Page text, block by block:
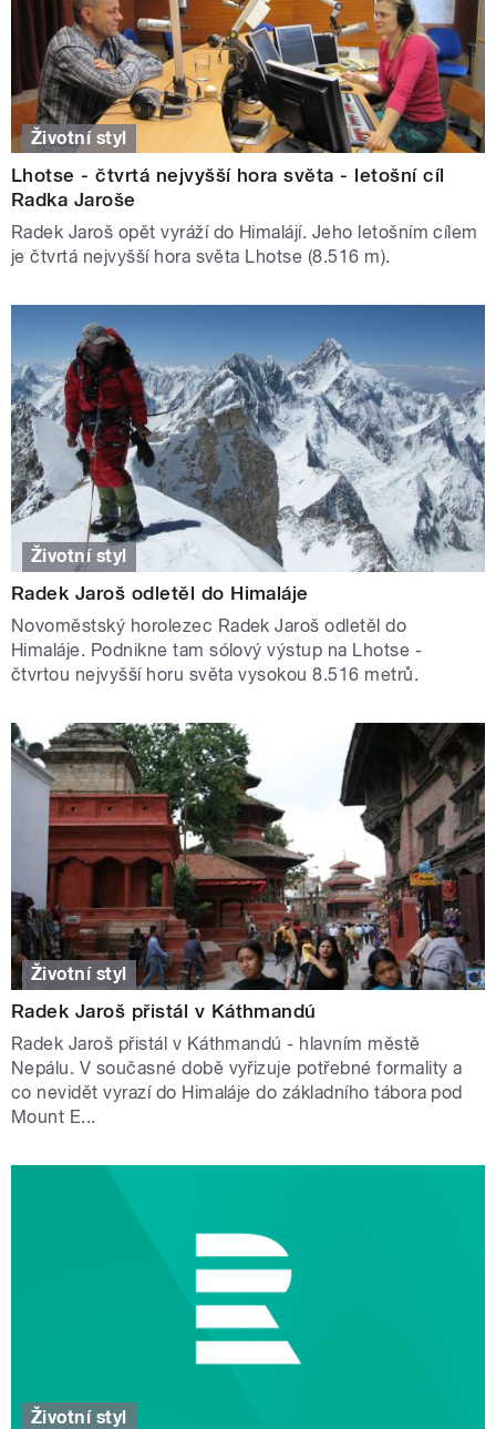
Životní styl
Lhotse - čtvrtá nejvyšší hora světa - letošní cíl
Radka Jaroše
Radek Jaroš opět vyráží do Himalájí. Jeho letošním cílem
je čtvrtá nejvyšší hora světa Lhotse (8.516 m).
Životní styl
Radek Jaroš odletěl do Himaláje
Novoměstský horolezec Radek Jaroš odletěl do
Himaláje. Podnikne tam sólový výstup na Lhotse -
čtvrtou nejvyšší horu světa vysokou 8.516 metrů.
Životní styl
Radek Jaroš přistál v Káthmandú
Radek Jaroš přistál v Káthmandú - hlavním městě
Nepálu. V současné době vyřizuje potřebné formality a
co nevidět vyrazí do Himaláje do základního tábora pod
Mount E...
Životní styl